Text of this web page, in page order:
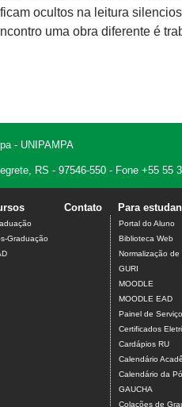
ocultos na leitura
uma obra diferente é
- UNIPAMPA
RS - 97546-550 - Fone +55 55
Graduação
Contato Para
Portal do Aluno
Biblioteca Web
Normalização de
GURI
MOODLE
MOODLE EAD
Painel de
Certificados
Cardápios RU
Calendário
Calendário da
GAUCHA
Colações de